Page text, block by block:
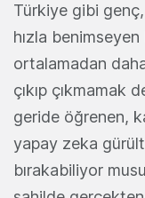
Türkiye gibi
hızla
ortalamadan
çıkıp çıkmamak
geride öğrenen,
yapay zeka
bırakabiliyor